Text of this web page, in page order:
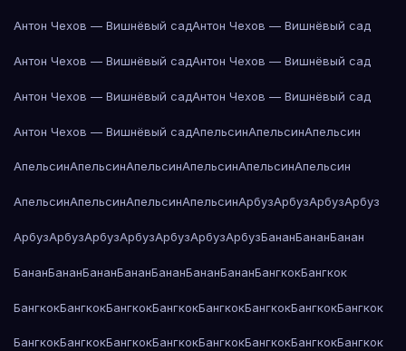
Антон Чехов — Вишнёвый садАнтон Чехов — Вишнёвый сад
Антон Чехов — Вишнёвый садАнтон Чехов — Вишнёвый сад
Антон Чехов — Вишнёвый садАнтон Чехов — Вишнёвый сад
Антон Чехов — Вишнёвый садАпельсинАпельсинАпельсин
АпельсинАпельсинАпельсинАпельсинАпельсинАпельсин
АпельсинАпельсинАпельсинАпельсинАрбузАрбузАрбузАрбуз
АрбузАрбузАрбузАрбузАрбузАрбузАрбузБананБананБанан
БананБананБананБананБананБананБананБангкокБангкок
БангкокБангкокБангкокБангкокБангкокБангкокБангкокБангкок
БангкокБангкокБангкокБангкокБангкокБангкокБангкокБангкок